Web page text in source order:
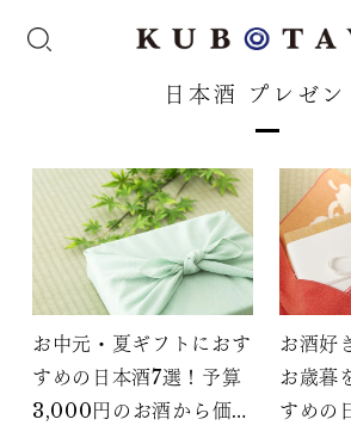
日本酒 プレゼン
お中元・夏ギフトにおす
すめの日本酒7選！予算
3,000円のお酒から価格
お酒好
お歳暮
すめの